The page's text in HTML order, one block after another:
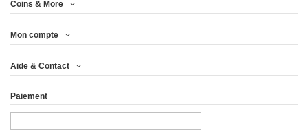
Coins & More
Mon compte
Aide & Contact
Paiement